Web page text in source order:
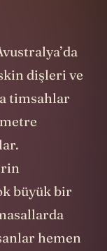
dişleri ve
timsahlar
büyük bir
hemen